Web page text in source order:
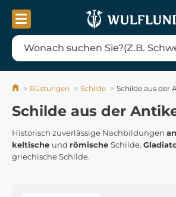
Rüstungen Schilde Schilde aus der
Schilde aus der
Historisch zuverlässige Nachbildungen
keltische und römische Schilde.
griechische Schilde.